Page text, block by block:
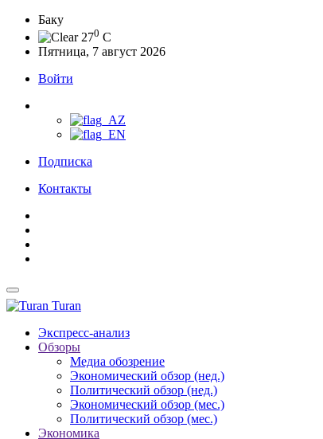
Баку
270 C
Пятница, 7 август 2026
Войти
Подписка
Контакты
Turan
Экспресс-анализ
Обзоры
Медиа обозрение
Экономический обзор (нед.)
Политический обзор (нед.)
Экономический обзор (мес.)
Политический обзор (мес.)
Экономика